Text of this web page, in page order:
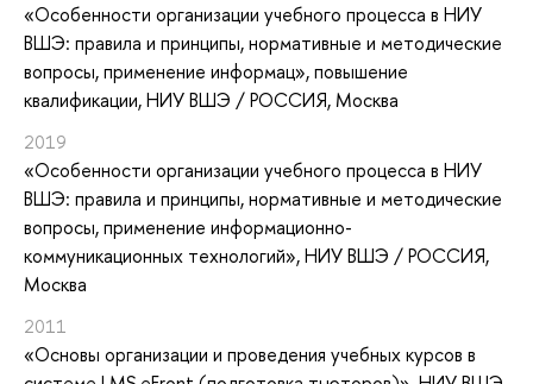
«Особенности организации учебного процесса в НИУ
ВШЭ: правила и принципы, нормативные и методические
вопросы, применение информац», повышение
квалификации, НИУ ВШЭ / РОССИЯ, Москва
2019
«Особенности организации учебного процесса в НИУ
ВШЭ: правила и принципы, нормативные и методические
вопросы, применение информационно-
коммуникационных технологий», НИУ ВШЭ / РОССИЯ,
Москва
2011
«Основы организации и проведения учебных курсов в